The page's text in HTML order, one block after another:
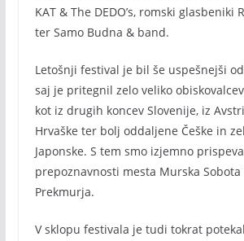
KAT & The DEDO’s, romski glasbeniki
ter Samo Budna & band.
Letošnji festival je bil še uspešnejši
saj je pritegnil zelo veliko
kot iz drugih koncev Slovenije, iz
Hrvaške ter bolj oddaljene Češke in
Japonske. S tem smo izjemno
prepoznavnosti mesta Murska
Prekmurja.
V sklopu festivala je tudi tokrat